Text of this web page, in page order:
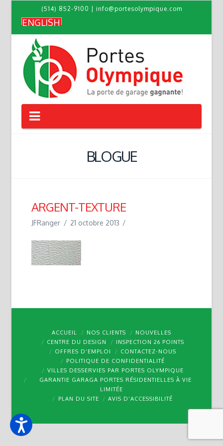
(514) 852-9100 info@portesolympique.com
ENGLISH
Navigation
BLOGUE
ARGENT-TEXTURE
JFRanger 21 octobre 2013
ACCUEIL NOS CLIENTS
NOUVELLES
CENTRE DU DESIGN
INSPECTION 26 POINTS
OFFRES D’EMPLOI
CONTACTEZ-NOUS
POLITIQUE DE CONFIDENTIALITÉ
VILLES DESSERVIES PAR PORTES OLYMPIQUE
GARANTIE GARAGA PORTES RÉSIDENTIELLES À VIE
LIMITÉE
PLAN DU SITE
AVIS D’ACCESSIBILITÉ